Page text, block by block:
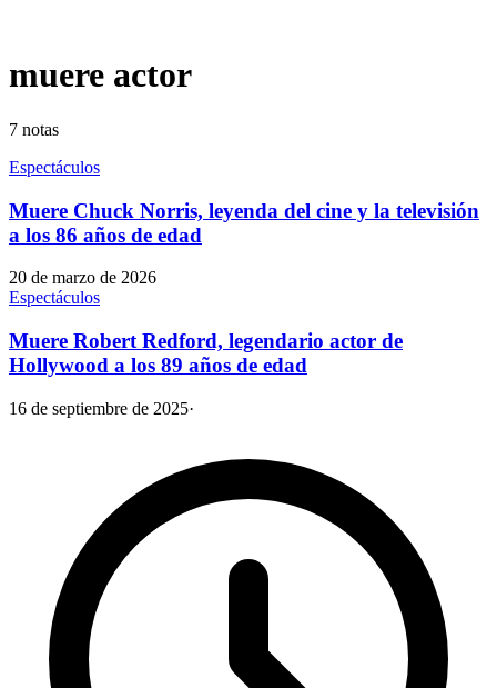
muere actor
7 notas
Espectáculos
Muere Chuck Norris, leyenda del cine y la televisión
a los 86 años de edad
20 de marzo de 2026
Espectáculos
Muere Robert Redford, legendario actor de
Hollywood a los 89 años de edad
16 de septiembre de 2025·